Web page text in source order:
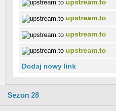
upstream.to
upstream.to
upstream.to
upstream.to
Dodaj nowy link
Sezon 28